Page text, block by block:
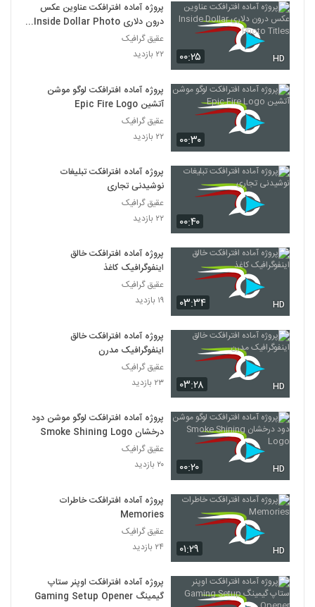
۰۰:۲۵ HD
پروژه آماده افترافکت عناوین عکس
درون دلاری Inside Dollar Photo
Titles
عقیق گرافیک
۲۲ بازدید
۰۰:۳۰
پروژه آماده افترافکت لوگو موشن
آتشین Epic Fire Logo
عقیق گرافیک
۲۲ بازدید
۰۰:۴۰
پروژه آماده افترافکت تبلیغات
نوشیدنی تجاری
عقیق گرافیک
۲۲ بازدید
۰۳:۳۴ HD
پروژه آماده افترافکت خالق
اینفوگرافیک کاغذ
عقیق گرافیک
۱۹ بازدید
۰۳:۲۸ HD
پروژه آماده افترافکت خالق
اینفوگرافیک مدرن
عقیق گرافیک
۲۳ بازدید
۰۰:۲۰ HD
پروژه آماده افترافکت لوگو موشن دود
درخشان Smoke Shining Logo
عقیق گرافیک
۲۰ بازدید
۰۱:۲۹ HD
پروژه آماده افترافکت خاطرات
Memories
عقیق گرافیک
۲۴ بازدید
پروژه آماده افترافکت اوپنر ستاپ
گیمینگ Gaming Setup Opener